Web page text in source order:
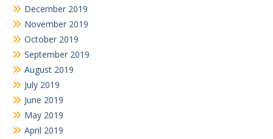
December 2019
November 2019
October 2019
September 2019
August 2019
July 2019
June 2019
May 2019
April 2019